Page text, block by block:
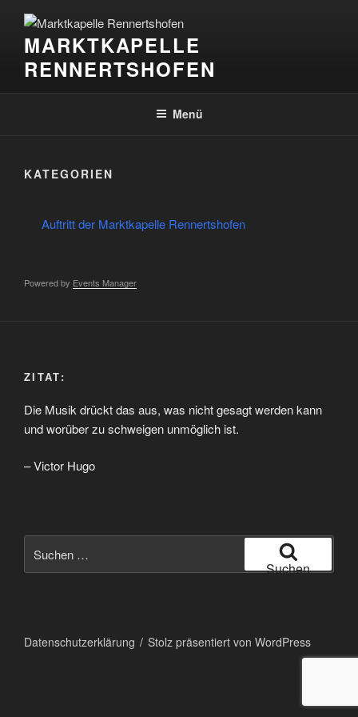
Inhalt
springenMARKTKAPELLE
RENNERTSHOFEN
Menü
KATEGORIEN
Auftritt der Marktkapelle Rennertshofen
Powered by Events Manager
ZITAT:
Die Musik drückt das aus, was nicht gesagt werden kann
und worüber zu schweigen unmöglich ist.
– Victor Hugo
nach:
Suchen
Datenschutzerklärung Stolz präsentiert von WordPress